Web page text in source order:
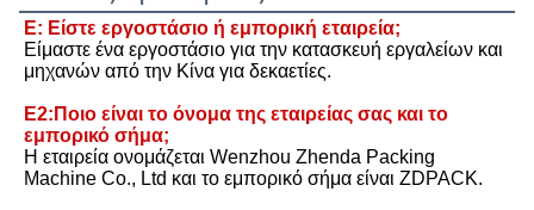
Ε: Είστε εργοστάσιο ή εμπορική εταιρεία;
Είμαστε ένα εργοστάσιο για την κατασκευή εργαλείων και
μηχανών από την Κίνα για δεκαετίες.
Ε2:Ποιο είναι το όνομα της εταιρείας σας και το
εμπορικό σήμα;
Η εταιρεία ονομάζεται Wenzhou Zhenda Packing
Machine Co., Ltd και το εμπορικό σήμα είναι ZDPACK.